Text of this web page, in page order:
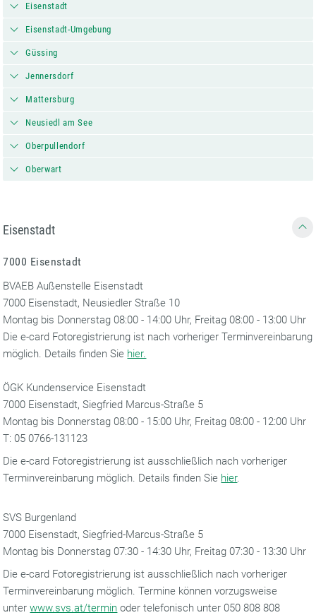
Eisenstadt
Eisenstadt-Umgebung
Güssing
Jennersdorf
Mattersburg
Neusiedl am See
Oberpullendorf
Oberwart
Eisenstadt
7000 Eisenstadt
BVAEB Außenstelle Eisenstadt
7000 Eisenstadt, Neusiedler Straße 10
Montag bis Donnerstag 08:00 - 14:00 Uhr, Freitag 08:00 - 13:00 Uhr
Die e-card Fotoregistrierung ist nach vorheriger Terminvereinbarung
möglich. Details finden Sie hier.
ÖGK Kundenservice Eisenstadt
7000 Eisenstadt, Siegfried Marcus-Straße 5
Montag bis Donnerstag 08:00 - 15:00 Uhr, Freitag 08:00 - 12:00 Uhr
T: 05 0766-131123
Die e-card Fotoregistrierung ist ausschließlich nach vorheriger
Terminvereinbarung möglich. Details finden Sie hier.
SVS Burgenland
7000 Eisenstadt, Siegfried-Marcus-Straße 5
Montag bis Donnerstag 07:30 - 14:30 Uhr, Freitag 07:30 - 13:30 Uhr
Die e-card Fotoregistrierung ist ausschließlich nach vorheriger
Terminvereinbarung möglich. Termine können vorzugsweise
unterwww.svs.at/termin oder telefonisch unter 050 808 808